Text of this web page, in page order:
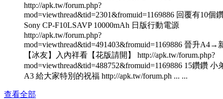
http://apk.tw/forum.php?
mod=viewthread&tid=2301&fromuid=1169886 回覆有10個
Sony CP-F10LSAVP 10000mAh 日版行動電源
http://apk.tw/forum.php?
mod=viewthread&tid=491403&fromuid=1169886 晉升A4→
【冰友】入內祥看【花版請開】 http://apk.tw/forum.php?
mod=viewthread&tid=488752&fromuid=1169886 15鑽鑽 小
A3 給大家特別的祝福 http://apk.tw/forum.ph ... ...
查看全部